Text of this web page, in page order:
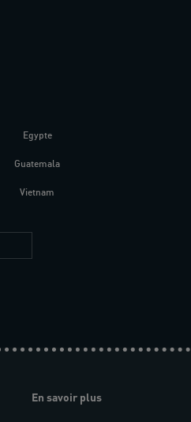
Egypte
Guatemala
Vietnam
En savoir plus